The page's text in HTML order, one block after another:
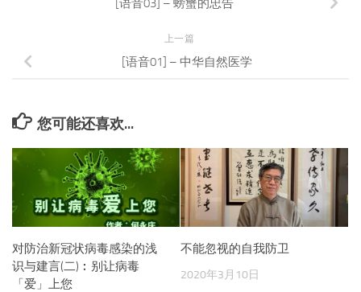
[语音03] – 螃蟹的忠告
上一篇
[语音01] – 中华自然医学
您可能还喜欢...
对防治新冠状病毒感染的浅
识与建言(二)︰别让病毒
「爱」上您
不能忽视的自我防卫
2020年3月10日